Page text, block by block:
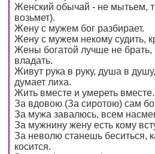
Женский обычай - не мытьем,
возьмет).
Жену с мужем бог разбирает.
Жену с мужем некому судить,
Жены богатой лучше не
владать.
Живут рука в руку, душа в
думает лиха.
Жить вместе и умереть вместе.
За вдовою (За сиротою) сам
За мужа завалюсь, всем
За мужнину жену есть кому
За неволю станешь беситься,
косится.